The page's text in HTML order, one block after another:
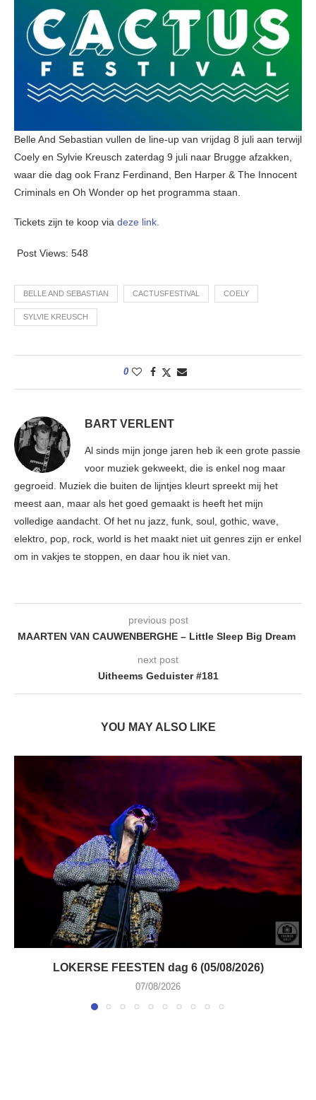
Belle And Sebastian vullen de line-up van vrijdag 8 juli aan terwijl
Coely en Sylvie Kreusch zaterdag 9 juli naar Brugge afzakken,
waar die dag ook Franz Ferdinand, Ben Harper & The Innocent
Criminals en Oh Wonder op het programma staan.
Tickets zijn te koop via deze link.
Post Views: 548
BELLE AND SEBASTIAN CACTUSFESTIVAL COELY
SYLVIE KREUSCH
0
BART VERLENT
Al sinds mijn jonge jaren heb ik een grote passie
voor muziek gekweekt, die is enkel nog maar
gegroeid. Muziek die buiten de lijntjes kleurt spreekt mij het
meest aan, maar als het goed gemaakt is heeft het mijn
volledige aandacht. Of het nu jazz, funk, soul, gothic, wave,
elektro, pop, rock, world is het maakt niet uit genres zijn er enkel
om in vakjes te stoppen, en daar hou ik niet van.
previous post
MAARTEN VAN CAUWENBERGHE – Little Sleep Big Dream
next post
Uitheems Geduister #181
YOU MAY ALSO LIKE
LOKERSE FEESTEN dag 6 (05/08/2026)
07/08/2026